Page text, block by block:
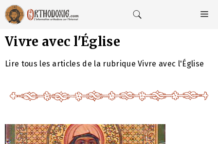
Aller
au
contenu
Vivre avec l'Église
Lire tous les articles de la rubrique Vivre avec l'Église